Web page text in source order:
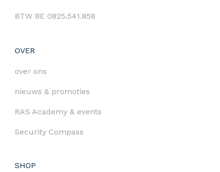
BTW BE 0825.541.858
OVER
over ons
nieuws & promoties
RAS Academy & events
Security Compass
SHOP